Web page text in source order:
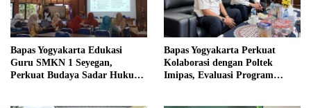
Bapas Yogyakarta Edukasi
Guru SMKN 1 Seyegan,
Perkuat Budaya Sadar Hukum
Bapas Yogyakarta Perkuat
Kolaborasi dengan Poltek
Imipas, Evaluasi Program